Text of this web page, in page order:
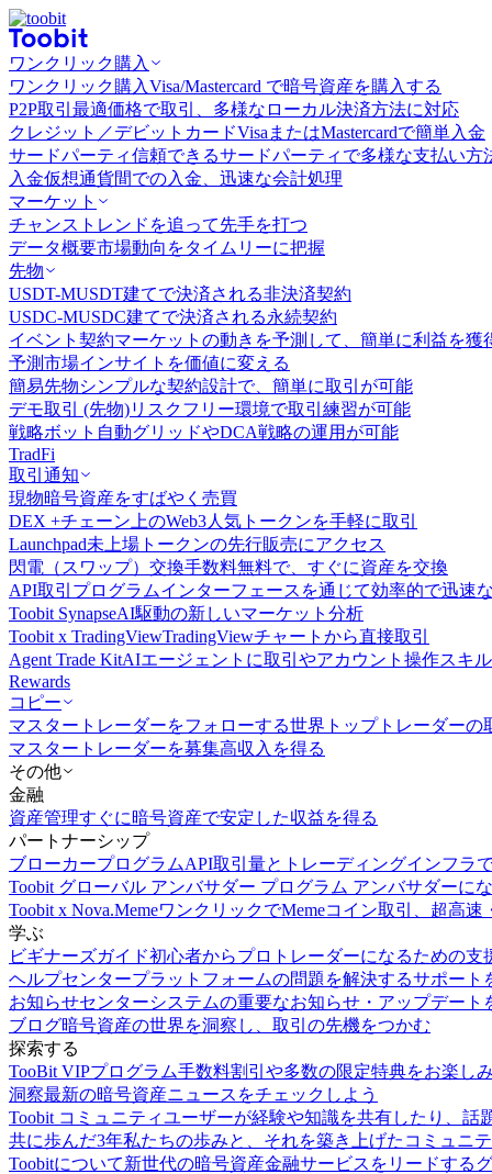
ワンクリック購入
ワンクリック購入Visa/Mastercard で暗号資産を購入する
P2P取引 最適価格で取引、多様なローカル決済方法に対応
クレジット／デビットカードVisaまたはMastercardで簡単入金
サードパーティ信頼できるサードパーティで多様な支払い方
入金仮想通貨間での入金、迅速な会計処理
マーケット
チャンス トレンドを追って先手を打つ
データ概要市場動向をタイムリーに把握
先物
USDT-MUSDT建てで決済される非決済契約
USDC-MUSDC建てで決済される永続契約
イベント契約マーケットの動きを予測して、簡単に利益を獲
予測市場インサイトを価値に変える
簡易先物シンプルな契約設計で、簡単に取引が可能
デモ取引 (先物)リスクフリー環境で取引練習が可能
戦略ボット 自動グリッドやDCA戦略の運用が可能
TradFi
取引通知
現物暗号資産をすばやく売買
DEX +チェーン上のWeb3人気トークンを手軽に取引
Launchpad未上場トークンの先行販売にアクセス
閃電（スワップ）交換手数料無料で、すぐに資産を交換
API取引 プログラムインターフェースを通じて効率的で迅速
Toobit SynapseAI駆動の新しいマーケット分析
Toobit x TradingViewTradingViewチャートから直接取引
Agent Trade KitAIエージェントに取引やアカウント操作スキ
Rewards
コピー
マスタートレーダーをフォローする世界トップトレーダーの
マスタートレーダーを募集高収入を得る
その他
金融
資産管理すぐに暗号資産で安定した収益を得る
パートナーシップ
ブローカープログラムAPI取引量とトレーディングインフラ
Toobit グローバル アンバサダー プログラム アンバサダーに
Toobit x Nova.MemeワンクリックでMemeコイン取引、超高
学ぶ
ビギナーズガイド初心者からプロトレーダーになるための支
ヘルプセンタープラットフォームの問題を解決するサポート
お知らせセンターシステムの重要なお知らせ・アップデート
ブログ暗号資産の世界を洞察し、取引の先機をつかむ
探索する
TooBit VIPプログラム手数料割引や多数の限定特典をお楽し
洞察最新の暗号資産ニュースをチェックしよう
Toobit コミュニティユーザーが経験や知識を共有したり、話
共に歩んだ3年私たちの歩みと、それを築き上げたコミュニ
Toobitについて新世代の暗号資産金融サービスをリードする